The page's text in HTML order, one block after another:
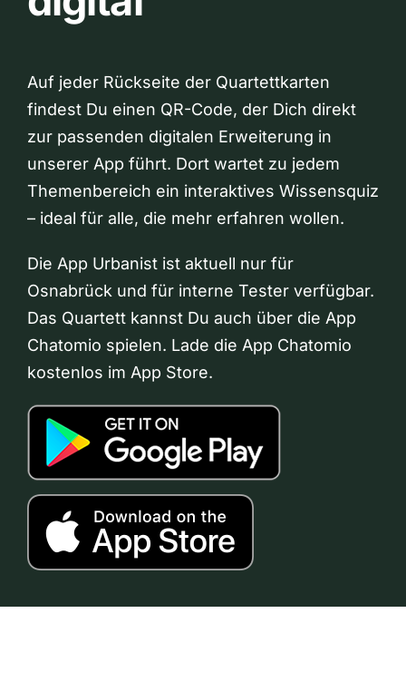
Auf jeder Rückseite der Quartettkarten
findest Du einen QR-Code, der Dich direkt
zur passenden digitalen Erweiterung in
unserer App führt. Dort wartet zu jedem
Themenbereich ein interaktives Wissensquiz
– ideal für alle, die mehr erfahren wollen.
Die App Urbanist ist aktuell nur für
Osnabrück und für interne Tester verfügbar.
Das Quartett kannst Du auch über die App
Chatomio spielen. Lade die App Chatomio
kostenlos im App Store.